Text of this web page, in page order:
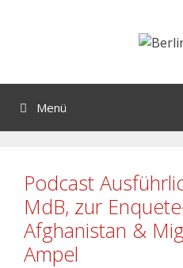
Menü
Podcast
MdB, zur
Afghanistan &
Ampel